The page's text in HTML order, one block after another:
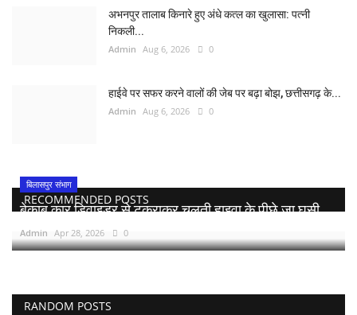
अभनपुर तालाब किनारे हुए अंधे कत्ल का खुलासा: पत्नी
निकली...
Admin Aug 6, 2026 0
हाईवे पर सफर करने वालों की जेब पर बढ़ा बोझ, छत्तीसगढ़ के...
Admin Aug 6, 2026 0
RECOMMENDED POSTS
बिलासपुर संभाग
बेकाबू कार डिवाइडर से टकराकर चलती हाइवा के पीछे जा घुसी,...
Admin Apr 28, 2026 0
RANDOM POSTS